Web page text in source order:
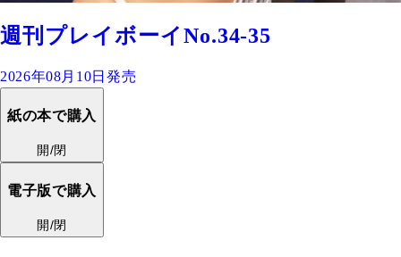
週刊プレイボーイNo.34-35
2026年08月10日発売
紙の本で購入
開/閉
電子版で購入
開/閉